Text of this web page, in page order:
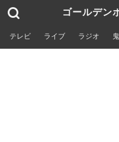
ゴールデン
テレビ ライブ ラジオ